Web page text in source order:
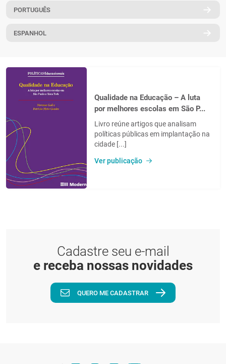
PT
PORTUGUÊS
ESPANHOL
Qualidade na Educação – A luta
por melhores escolas em São P...
Livro reúne artigos que analisam
políticas públicas em implantação na
cidade [...]
Ver publicação
Cadastre seu e-mail
e receba nossas novidades
QUERO ME CADASTRAR